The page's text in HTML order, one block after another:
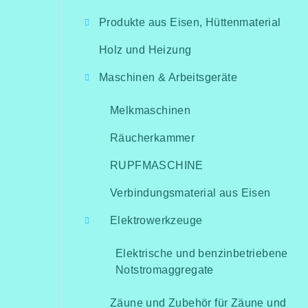
Produkte aus Eisen, Hüttenmaterial
Holz und Heizung
Maschinen & Arbeitsgeräte
Melkmaschinen
Räucherkammer
RUPFMASCHINE
Verbindungsmaterial aus Eisen
Elektrowerkzeuge
Elektrische und benzinbetriebene
Notstromaggregate
Zäune und Zubehör für Zäune und